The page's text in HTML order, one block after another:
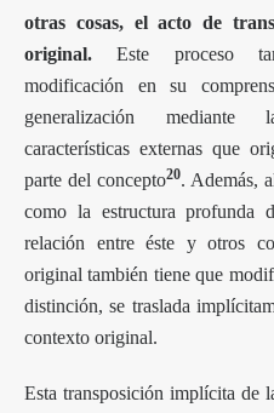
otras cosas, el acto de
original. Este proceso
modificación en su
generalización
características externas que
parte del concepto20. Además,
como la estructura profunda
relación entre éste y otros
original también tiene que
distinción, se traslada
contexto original.
Esta transposición implícita de